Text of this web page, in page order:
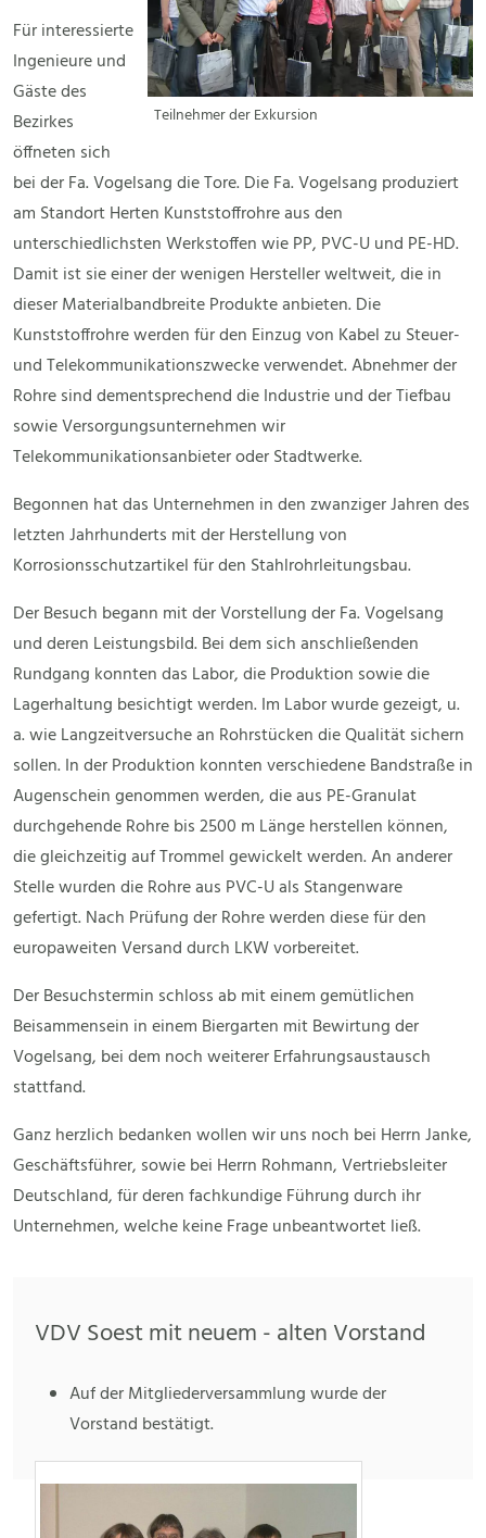
Teilnehmer der Exkursion
Für interessierte
Ingenieure und
Gäste des
Bezirkes
öffneten sich
bei der Fa. Vogelsang die Tore. Die Fa. Vogelsang produziert
am Standort Herten Kunststoffrohre aus den
unterschiedlichsten Werkstoffen wie PP, PVC-U und PE-HD.
Damit ist sie einer der wenigen Hersteller weltweit, die in
dieser Materialbandbreite Produkte anbieten. Die
Kunststoffrohre werden für den Einzug von Kabel zu Steuer-
und Telekommunikationszwecke verwendet. Abnehmer der
Rohre sind dementsprechend die Industrie und der Tiefbau
sowie Versorgungsunternehmen wir
Telekommunikationsanbieter oder Stadtwerke.
Begonnen hat das Unternehmen in den zwanziger Jahren des
letzten Jahrhunderts mit der Herstellung von
Korrosionsschutzartikel für den Stahlrohrleitungsbau.
Der Besuch begann mit der Vorstellung der Fa. Vogelsang
und deren Leistungsbild. Bei dem sich anschließenden
Rundgang konnten das Labor, die Produktion sowie die
Lagerhaltung besichtigt werden. Im Labor wurde gezeigt, u.
a. wie Langzeitversuche an Rohrstücken die Qualität sichern
sollen. In der Produktion konnten verschiedene Bandstraße in
Augenschein genommen werden, die aus PE-Granulat
durchgehende Rohre bis 2500 m Länge herstellen können,
die gleichzeitig auf Trommel gewickelt werden. An anderer
Stelle wurden die Rohre aus PVC-U als Stangenware
gefertigt. Nach Prüfung der Rohre werden diese für den
europaweiten Versand durch LKW vorbereitet.
Der Besuchstermin schloss ab mit einem gemütlichen
Beisammensein in einem Biergarten mit Bewirtung der
Vogelsang, bei dem noch weiterer Erfahrungsaustausch
stattfand.
Ganz herzlich bedanken wollen wir uns noch bei Herrn Janke,
Geschäftsführer, sowie bei Herrn Rohmann, Vertriebsleiter
Deutschland, für deren fachkundige Führung durch ihr
Unternehmen, welche keine Frage unbeantwortet ließ.
VDV Soest mit neuem - alten Vorstand
Auf der Mitgliederversammlung wurde der
Vorstand bestätigt.